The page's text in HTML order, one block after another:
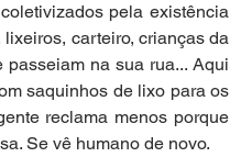
pela existência
carteiro, crianças da
na sua rua... Aqui
saquinhos de lixo para os
reclama menos porque
Se vê humano de novo.